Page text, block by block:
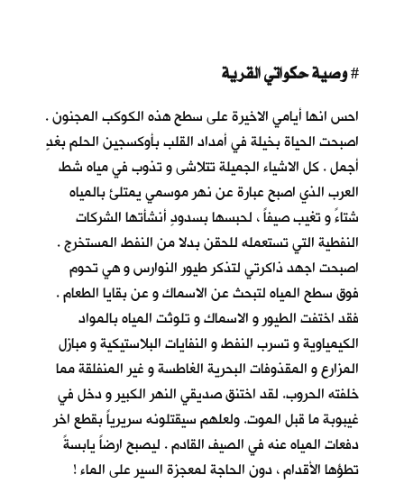
#وصية حكواتي القرية
احس انها أيامي الاخيرة على سطح هذه الكوكب المجنون .
اصبحت الحياة بخيلة في أمداد القلب بأوكسجين الحلم بغدٍ
أجمل . كل الاشياء الجميلة تتلاشى و تذوب في مياه شط
العرب الذي اصبح عبارة عن نهر موسمي يمتلئ بالمياه
شتاءً و تغيب صيفاً ، لحبسها بسدودٍ أنشأتها الشركات
النفطية التي تستعمله للحقن بدلا من النفط المستخرج .
اصبحت اجهد ذاكرتي لتذكر طيور النوارس و هي تحوم
فوق سطح المياه لتبحث عن الاسماك و عن بقايا الطعام .
فقد اختفت الطيور و الاسماك و تلوثت المياه بالمواد
الكيمياوية و تسرب النفط و النفايات البلاستيكية و مبازل
المزارع و المقذوفات البحرية الغاطسة و غير المنفلقة مما
خلفته الحروب. لقد اختنق صديقي النهر الكبير و دخل في
غيبوبة ما قبل الموت. ولعلهم سيقتلونه سريرياً بقطع اخر
دفعات المياه عنه في الصيف القادم . ليصبح ارضاً يابسةً
تطؤها الأقدام ، دون الحاجة لمعجزة السير على الماء !